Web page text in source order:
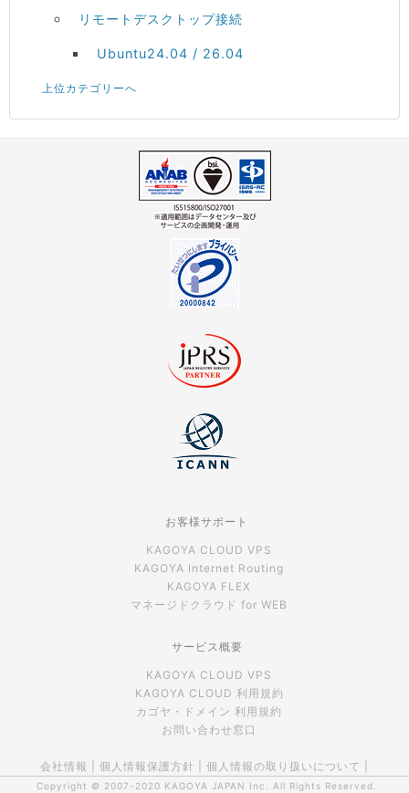
リモートデスクトップ接続
Ubuntu24.04 / 26.04
上位カテゴリーへ
お客様サポート
KAGOYA CLOUD VPS
KAGOYA Internet Routing
KAGOYA FLEX
マネージドクラウド for WEB
サービス概要
KAGOYA CLOUD VPS
KAGOYA CLOUD 利用規約
カゴヤ・ドメイン 利用規約
お問い合わせ窓口
会社情報 個人情報保護方針 個人情報の取り扱いについて
Copyright © 2007-2020 KAGOYA JAPAN Inc. All Rights Reserved.